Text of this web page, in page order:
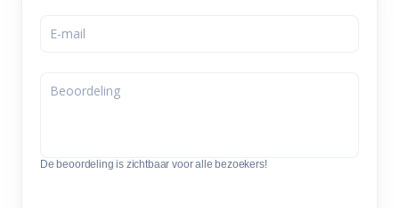
De beoordeling is zichtbaar voor alle bezoekers!